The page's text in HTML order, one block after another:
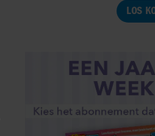
LOS